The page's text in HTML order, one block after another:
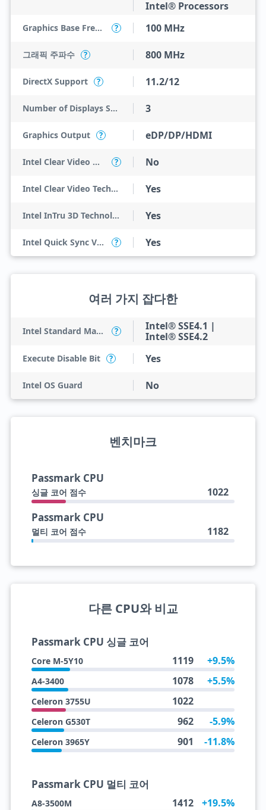
Intel® Processors
Graphics Base Frequency ? 100 MHz
그래픽 주파수 ? 800 MHz
DirectX Support ? 11.2/12
Number of Displays Supported 3
Graphics Output ? eDP/DP/HDMI
Intel Clear Video HD Technology ? No
Intel Clear Video Technology Yes
Intel InTru 3D Technology Yes
Intel Quick Sync Video ? Yes
여러 가지 잡다한
Intel Standard Manageability (ISM) ?
Intel® SSE4.1 |
Intel® SSE4.2
Execute Disable Bit ? Yes
Intel OS Guard No
벤치마크
Passmark CPU
싱글 코어 점수 1022
Passmark CPU
멀티 코어 점수 1182
다른 CPU와 비교
Passmark CPU 싱글 코어
Core M-5Y10 1119 +9.5%
A4-3400 1078 +5.5%
Celeron 3755U 1022
Celeron G530T 962 -5.9%
Celeron 3965Y 901 -11.8%
Passmark CPU 멀티 코어
A8-3500M 1412 +19.5%